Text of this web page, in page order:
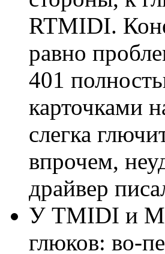
RTMIDI.
равно
401
карточками
слегка
впрочем,
драйвер
У TMIDI и
глюков: во-